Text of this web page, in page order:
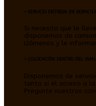
> SERVICIO ENTREGA EN
Si necesita que le
disponemos de
Llámenos y le
> COLOCACIÓN DENTRO DEL
Disponemos de
tanto si el acceso a
Pregunte nuestras